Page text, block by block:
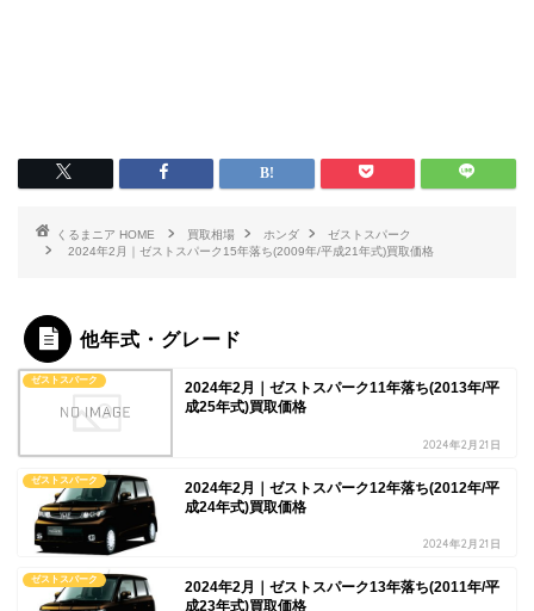
HOME 買取相場 ホンダ
ゼストスパーク
2024年2月｜ゼストスパーク15年落ち(2009年/平成21年式)買取価格
他年式・グレード
ゼストスパーク
2024年2月｜ゼストスパーク11年落ち(2013年/平
成25年式)買取価格
2024年2月21日
ゼストスパーク
2024年2月｜ゼストスパーク12年落ち(2012年/平
成24年式)買取価格
2024年2月21日
ゼストスパーク
2024年2月｜ゼストスパーク13年落ち(2011年/平
成23年式)買取価格